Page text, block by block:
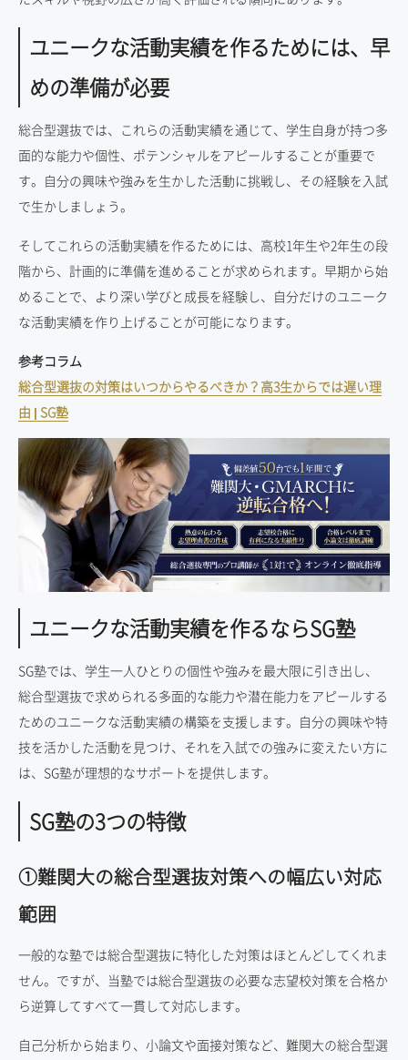
ユニークな活動実績を作るためには、早
めの準備が必要
総合型選抜では、これらの活動実績を通じて、学生自身が持つ多
面的な能力や個性、ポテンシャルをアピールすることが重要で
す。自分の興味や強みを生かした活動に挑戦し、その経験を入試
で生かしましょう。
そしてこれらの活動実績を作るためには、高校1年生や2年生の段
階から、計画的に準備を進めることが求められます。早期から始
めることで、より深い学びと成長を経験し、自分だけのユニーク
な活動実績を作り上げることが可能になります。
参考コラム
総合型選抜の対策はいつからやるべきか？高3生からでは遅い理
由 | SG塾
ユニークな活動実績を作るならSG塾
SG塾では、学生一人ひとりの個性や強みを最大限に引き出し、
総合型選抜で求められる多面的な能力や潜在能力をアピールする
ためのユニークな活動実績の構築を支援します。自分の興味や特
技を活かした活動を見つけ、それを入試での強みに変えたい方に
は、SG塾が理想的なサポートを提供します。
SG塾の3つの特徴
①難関大の総合型選抜対策への幅広い対応
範囲
一般的な塾では総合型選抜に特化した対策はほとんどしてくれま
せん。ですが、当塾では総合型選抜の必要な志望校対策を合格か
ら逆算してすべて一貫して対応します。
自己分析から始まり、小論文や面接対策など、難関大の総合型選